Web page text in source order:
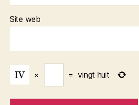
Site web
× = vingt huit